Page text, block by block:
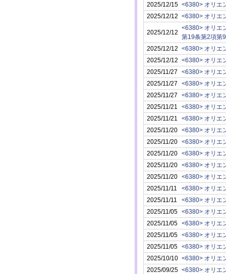
2025/12/15 <6380> オリエ
2025/12/12 <6380> オリエ
2025/12/12
<6380> オリエ
第19条第2項第
2025/12/12 <6380> オリエ
2025/12/12 <6380> オリエ
2025/11/27
<6380> オリエ
2025/11/27
<6380> オリエ
2025/11/27
<6380> オリエ
2025/11/21
<6380> オリエ
2025/11/21
<6380> オリエ
2025/11/20 <6380> オリエ
2025/11/20 <6380> オリエ
2025/11/20 <6380> オリエ
2025/11/20 <6380> オリエ
2025/11/20 <6380> オリエ
2025/11/11
<6380> オリエ
2025/11/11
<6380> オリエ
2025/11/05 <6380> オリエ
2025/11/05 <6380> オリエ
2025/11/05 <6380> オリエ
2025/11/05 <6380> オリエ
2025/10/10 <6380> オリエ
2025/09/25 <6380> オリエ